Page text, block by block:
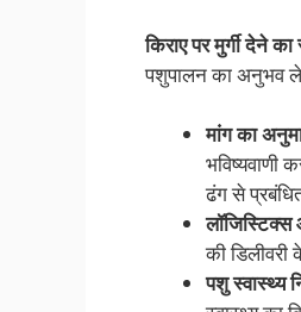
किराए पर मुर्गी देने का
पशुपालन का अनुभव
मांग का
भविष्यवाणी
ढंग से
की
पशु